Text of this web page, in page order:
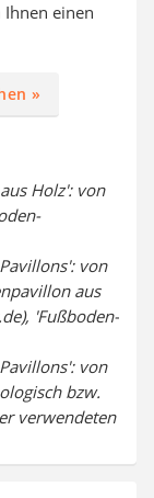
einen
»
Holz': von
von
aus
'Fußboden-
von
bzw.
verwendeten